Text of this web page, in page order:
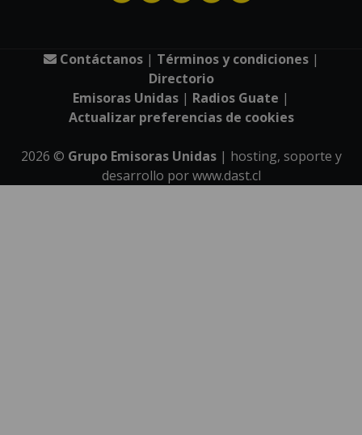
Contáctanos| Términos y condiciones|
Directorio
Emisoras Unidas | Radios Guate |
Actualizar preferencias de cookies
2026 © Grupo Emisoras Unidas| hosting, soporte y
desarrollo porwww.dast.cl